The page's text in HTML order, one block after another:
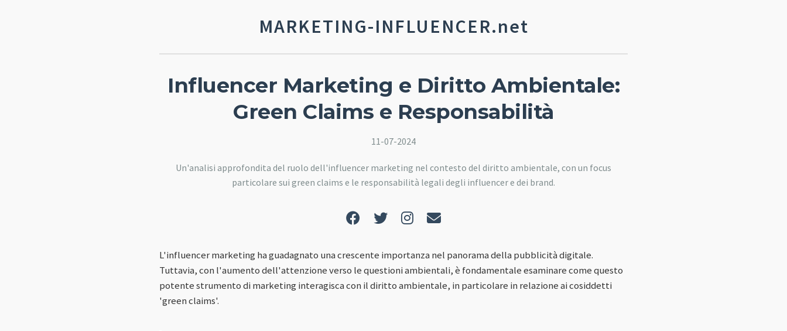
MARKETING-INFLUENCER.net
Influencer Marketing e Diritto Ambientale:
Green Claims e Responsabilità
11-07-2024
Un'analisi approfondita del ruolo dell'influencer marketing nel contesto del diritto ambientale, con un focus
particolare sui green claims e le responsabilità legali degli influencer e dei brand.
L'influencer marketing ha guadagnato una crescente importanza nel panorama della pubblicità digitale.
Tuttavia, con l'aumento dell'attenzione verso le questioni ambientali, è fondamentale esaminare come questo
potente strumento di marketing interagisca con il diritto ambientale, in particolare in relazione ai cosiddetti
'green claims'.